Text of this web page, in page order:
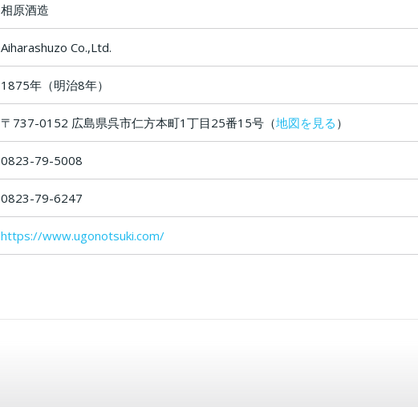
相原酒造
Aiharashuzo Co.,Ltd.
1875年（明治8年）
〒737-0152 広島県呉市仁方本町1丁目25番15号（地図を見る ）
0823-79-5008
0823-79-6247
https://www.ugonotsuki.com/